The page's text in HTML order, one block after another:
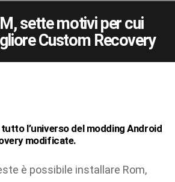
sette motivi per cui
Custom Recovery
l’universo del modding Android
modificate.
è possibile installare Rom,